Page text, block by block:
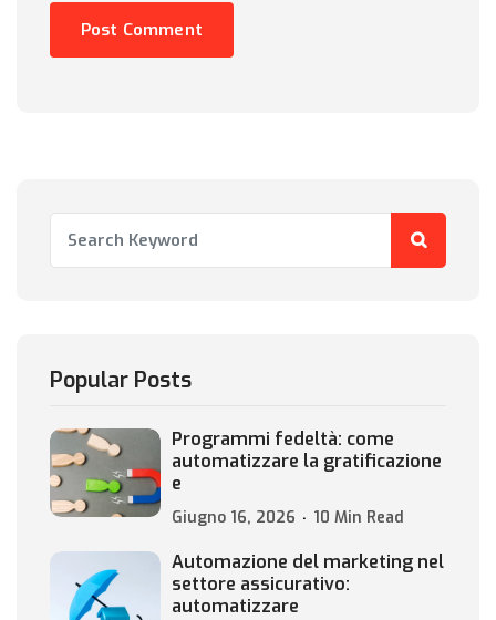
Popular Posts
Programmi fedeltà: come
automatizzare la gratificazione
e
Giugno 16, 2026 10 Min Read
Automazione del marketing nel
settore assicurativo:
automatizzare